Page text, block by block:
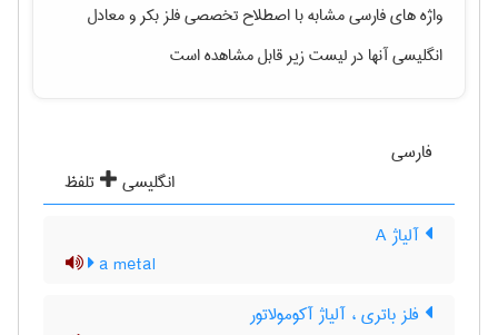
واژه های فارسی مشابه با اصطلاح تخصصیفلز بکرو معادل
انگلیسی آنها در لیست زیر قابل مشاهده است
فارسی
انگلیسی
تلفظ
آلیاژ A
a metal
فلز باتری ، آلیاژ آکومولاتور